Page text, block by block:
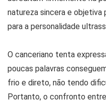
natureza sincera e objetiva
para a personalidade
O canceriano tenta
poucas palavras
frio e direto, não tendo
Portanto, o confronto